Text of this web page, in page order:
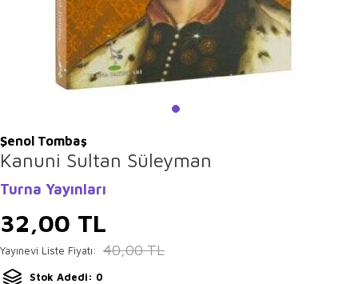
Şenol Tombaş
Kanuni Sultan Süleyman
Turna Yayınları
32,00 TL
Yayınevi Liste Fiyatı: 40,00TL
Stok Adedi: 0